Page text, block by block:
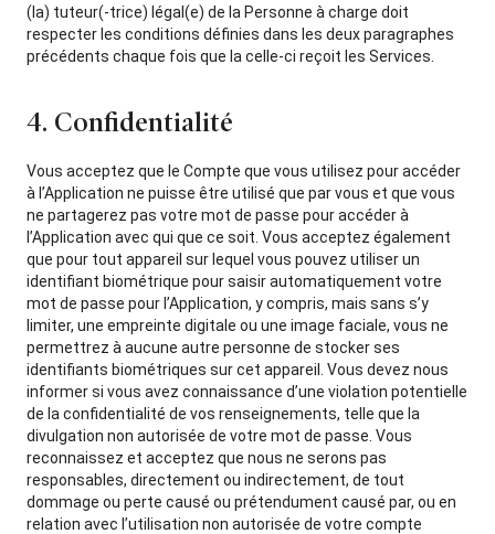
(la) tuteur(-trice) légal(e) de la Personne à charge doit
respecter les conditions définies dans les deux paragraphes
précédents chaque fois que la celle-ci reçoit les Services.
4. Confidentialité
Vous acceptez que le Compte que vous utilisez pour accéder
à l’Application ne puisse être utilisé que par vous et que vous
ne partagerez pas votre mot de passe pour accéder à
l’Application avec qui que ce soit. Vous acceptez également
que pour tout appareil sur lequel vous pouvez utiliser un
identifiant biométrique pour saisir automatiquement votre
mot de passe pour l’Application, y compris, mais sans s’y
limiter, une empreinte digitale ou une image faciale, vous ne
permettrez à aucune autre personne de stocker ses
identifiants biométriques sur cet appareil. Vous devez nous
informer si vous avez connaissance d’une violation potentielle
de la confidentialité de vos renseignements, telle que la
divulgation non autorisée de votre mot de passe. Vous
reconnaissez et acceptez que nous ne serons pas
responsables, directement ou indirectement, de tout
dommage ou perte causé ou prétendument causé par, ou en
relation avec l’utilisation non autorisée de votre compte